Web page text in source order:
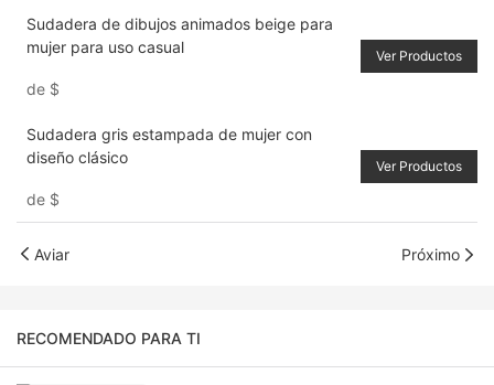
Sudadera de dibujos animados beige para
mujer para uso casual
de $
Ver Productos
Sudadera gris estampada de mujer con
diseño clásico
de $
Ver Productos
Aviar Próximo
RECOMENDADO PARA TI